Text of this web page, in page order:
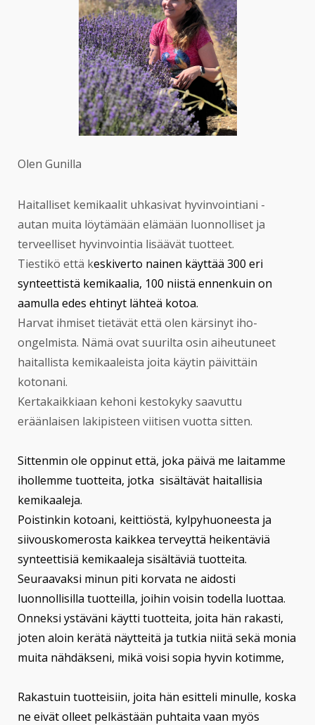
Olen Gunilla
Haitalliset kemikaalit uhkasivat hyvinvointiani -
autan muita löytämään elämään luonnolliset ja
terveelliset hyvinvointia lisäävät tuotteet.
Tiestikö että keskiverto nainen käyttää 300 eri
synteettistä kemikaalia, 100 niistä ennenkuin on
aamulla edes ehtinyt lähteä kotoa.
Harvat ihmiset tietävät että olen kärsinyt iho-
ongelmista. Nämä ovat suurilta osin aiheutuneet
haitallista kemikaaleista joita käytin päivittäin
kotonani.
Kertakaikkiaan kehoni kestokyky saavuttu
eräänlaisen lakipisteen viitisen vuotta sitten.
Sittenmin ole oppinut että, joka päivä me laitamme
ihollemme tuotteita, jotka sisältävät haitallisia
kemikaaleja.
Poistinkin kotoani, keittiöstä, kylpyhuoneesta ja
siivouskomerosta kaikkea terveyttä heikentäviä
synteettisiä kemikaaleja sisältäviä tuotteita.
Seuraavaksi minun piti korvata ne aidosti
luonnollisilla tuotteilla, joihin voisin todella luottaa.
Onneksi ystäväni käytti tuotteita, joita hän rakasti,
joten aloin kerätä näytteitä ja tutkia niitä sekä monia
muita nähdäkseni, mikä voisi sopia hyvin kotimme,
Rakastuin tuotteisiin, joita hän esitteli minulle, koska
ne eivät olleet pelkästään puhtaita vaan myös